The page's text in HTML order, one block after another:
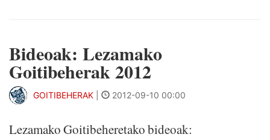
Bideoak: Lezamako
Goitibeherak 2012
GOITIBEHERAK 2012-09-10 00:00
Lezamako Goitibeheretako bideoak: